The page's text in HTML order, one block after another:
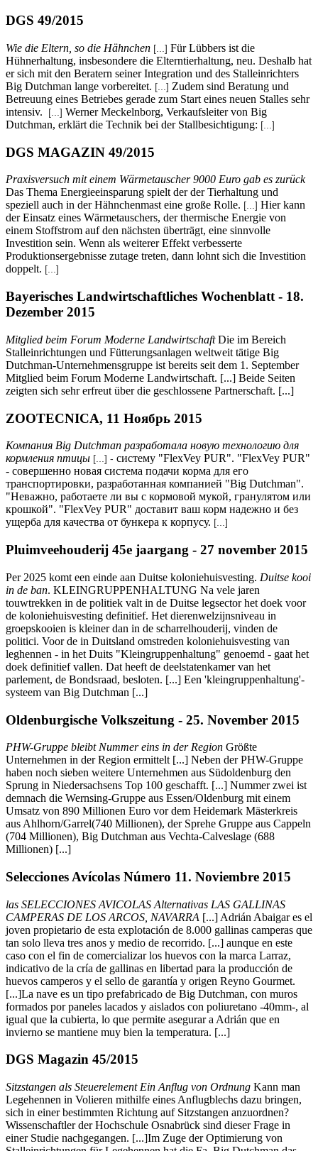
DGS 49/2015
Wie die Eltern, so die Hähnchen [...] Für Lübbers ist die
Hühnerhaltung, insbesondere die Elterntierhaltung, neu. Deshalb hat
er sich mit den Beratern seiner Integration und des Stalleinrichters
Big Dutchman lange vorbereitet. [...] Zudem sind Beratung und
Betreuung eines Betriebes gerade zum Start eines neuen Stalles sehr
intensiv. [...] Werner Meckelnborg, Verkaufsleiter von Big
Dutchman, erklärt die Technik bei der Stallbesichtigung: [...]
DGS MAGAZIN 49/2015
Praxisversuch mit einem Wärmetauscher 9000 Euro gab es zurück
Das Thema Energieeinsparung spielt der der Tierhaltung und
speziell auch in der Hähnchenmast eine große Rolle. [...] Hier kann
der Einsatz eines Wärmetauschers, der thermische Energie von
einem Stoffstrom auf den nächsten überträgt, eine sinnvolle
Investition sein. Wenn als weiterer Effekt verbesserte
Produktionsergebnisse zutage treten, dann lohnt sich die Investition
doppelt. [...]
Bayerisches Landwirtschaftliches Wochenblatt - 18.
Dezember 2015
Mitglied beim Forum Moderne LandwirtschaftDie im Bereich
Stalleinrichtungen und Fütterungsanlagen weltweit tätige Big
Dutchman-Unternehmensgruppe ist bereits seit dem 1. September
Mitglied beim Forum Moderne Landwirtschaft. [...] Beide Seiten
zeigten sich sehr erfreut über die geschlossene Partnerschaft. [...]
ZOOTECNICA, 11 Ноябрь 2015
Компания Big Dutchman разработала новую технологию для
кормления птицы [...] - систему "FlexVey PUR". "FlexVey PUR"
- совершенно новая система подачи корма для его
транспортировки, разработанная компанией "Big Dutchman".
"Неважно, работаете ли вы с кормовой мукой, гранулятом или
крошкой". "FlexVey PUR" доставит ваш корм надежно и без
ущерба для качества от бункера к корпусу. [...]
Pluimveehouderij 45e jaargang - 27 november 2015
Per 2025 komt een einde aan Duitse koloniehuisvesting. Duitse kooi
in de ban. KLEINGRUPPENHALTUNG Na vele jaren
touwtrekken in de politiek valt in de Duitse legsector het doek voor
de koloniehuisvesting definitief. Het dierenwelzijnsniveau in
groepskooien is kleiner dan in de scharrelhouderij, vinden de
politici. Voor de in Duitsland omstreden koloniehuisvesting van
leghennen - in het Duits "Kleingruppenhaltung" genoemd - gaat het
doek definitief vallen. Dat heeft de deelstatenkamer van het
parlement, de Bondsraad, besloten. [...] Een 'kleingruppenhaltung'-
systeem van Big Dutchman [...]
Oldenburgische Volkszeitung - 25. November 2015
PHW-Gruppe bleibt Nummer eins in der Region Größte
Unternehmen in der Region ermittelt [...] Neben der PHW-Gruppe
haben noch sieben weitere Unternehmen aus Südoldenburg den
Sprung in Niedersachsens Top 100 geschafft. [...] Nummer zwei ist
demnach die Wernsing-Gruppe aus Essen/Oldenburg mit einem
Umsatz von 890 Millionen Euro vor dem Heidemark Mästerkreis
aus Ahlhorn/Garrel(740 Millionen), der Sprehe Gruppe aus Cappeln
(704 Millionen), Big Dutchman aus Vechta-Calveslage (688
Millionen) [...]
Selecciones Avícolas Número 11. Noviembre 2015
las SELECCIONES AVICOLAS Alternativas LAS GALLINAS
CAMPERAS DE LOS ARCOS, NAVARRA [...] Adrián Abaigar es el
joven propietario de esta explotación de 8.000 gallinas camperas que
tan solo lleva tres anos y medio de recorrido. [...] aunque en este
caso con el fin de comercializar los huevos con la marca Larraz,
indicativo de la cría de gallinas en libertad para la producción de
huevos camperos y el sello de garantía y origen Reyno Gourmet.
[...]La nave es un tipo prefabricado de Big Dutchman, con muros
formados por paneles lacados y aislados con poliuretano -40mm-, al
igual que la cubierta, lo que permite asegurar a Adrián que en
invierno se mantiene muy bien la temperatura. [...]
DGS Magazin 45/2015
Sitzstangen als Steuerelement Ein Anflug von Ordnung Kann man
Legehennen in Volieren mithilfe eines Anflugblechs dazu bringen,
sich in einer bestimmten Richtung auf Sitzstangen anzuordnen?
Wissenschaftler der Hochschule Osnabrück sind dieser Frage in
einer Studie nachgegangen. [...]Im Zuge der Optimierung von